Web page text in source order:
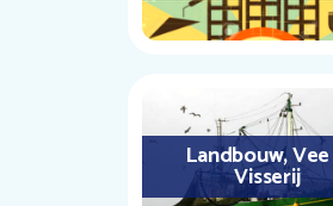
Landbouw,
Visserij